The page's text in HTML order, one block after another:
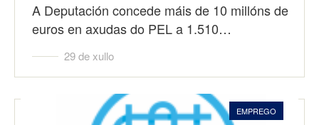
A Deputación concede máis de 10 millóns de
euros en axudas do PEL a 1.510…
29 de xullo
EMPREGO